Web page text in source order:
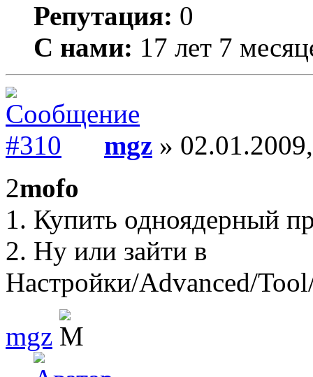
Репутация: 0
С нами: 17 лет 7
mgz »
2mofo
1. Купить одноядерный
2. Ну или зайти в
Настройки/Advanced/
mgz